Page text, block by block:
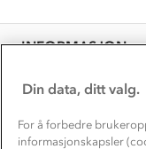
INFORMASJON
Presse
OM OSS
Samarbeide med
TIPS OG RÅD
Store størrelser
Turmat oppskrifter
Beredskap
Overnatte
Leirskole 🥾
Barnehageansatt
Din data, ditt valg.
For å forbedre
informasjonskapsler